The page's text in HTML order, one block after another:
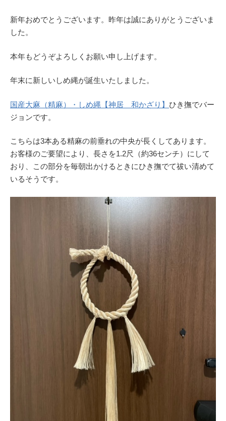
新年おめでとうございます。昨年は誠にありがとうございま
した。
本年もどうぞよろしくお願い申し上げます。
年末に新しいしめ縄が誕生いたしました。
国産大麻（精麻）・しめ縄【神居 和かざり】 ひき撫でバー
ジョンです。
こちらは3本ある精麻の前垂れの中央が長くしてあります。
お客様のご要望により、長さを1.2尺（約36センチ）にして
おり、この部分を毎朝出かけるときにひき撫でて祓い清めて
いるそうです。